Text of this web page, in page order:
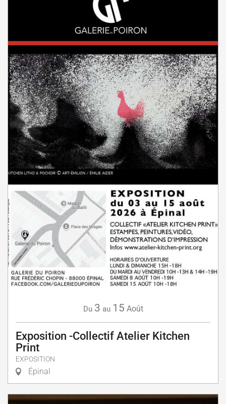
Du 3 au 15 Août
Exposition -Collectif Atelier Kitchen
Print
EXPOSITION
Épinal